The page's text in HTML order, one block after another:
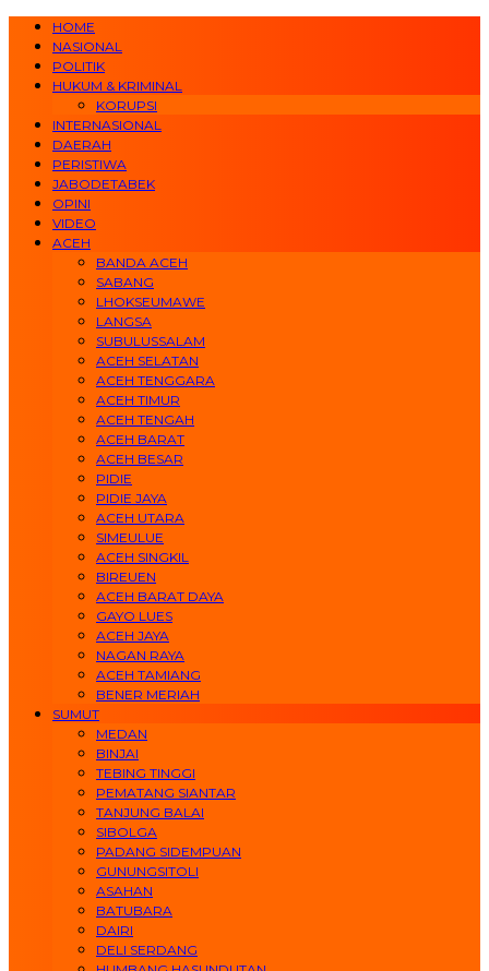
HOME
NASIONAL
POLITIK
HUKUM & KRIMINAL
KORUPSI
INTERNASIONAL
DAERAH
PERISTIWA
JABODETABEK
OPINI
VIDEO
ACEH
BANDA ACEH
SABANG
LHOKSEUMAWE
LANGSA
SUBULUSSALAM
ACEH SELATAN
ACEH TENGGARA
ACEH TIMUR
ACEH TENGAH
ACEH BARAT
ACEH BESAR
PIDIE
PIDIE JAYA
ACEH UTARA
SIMEULUE
ACEH SINGKIL
BIREUEN
ACEH BARAT DAYA
GAYO LUES
ACEH JAYA
NAGAN RAYA
ACEH TAMIANG
BENER MERIAH
SUMUT
MEDAN
BINJAI
TEBING TINGGI
PEMATANG SIANTAR
TANJUNG BALAI
SIBOLGA
PADANG SIDEMPUAN
GUNUNGSITOLI
ASAHAN
BATUBARA
DAIRI
DELI SERDANG